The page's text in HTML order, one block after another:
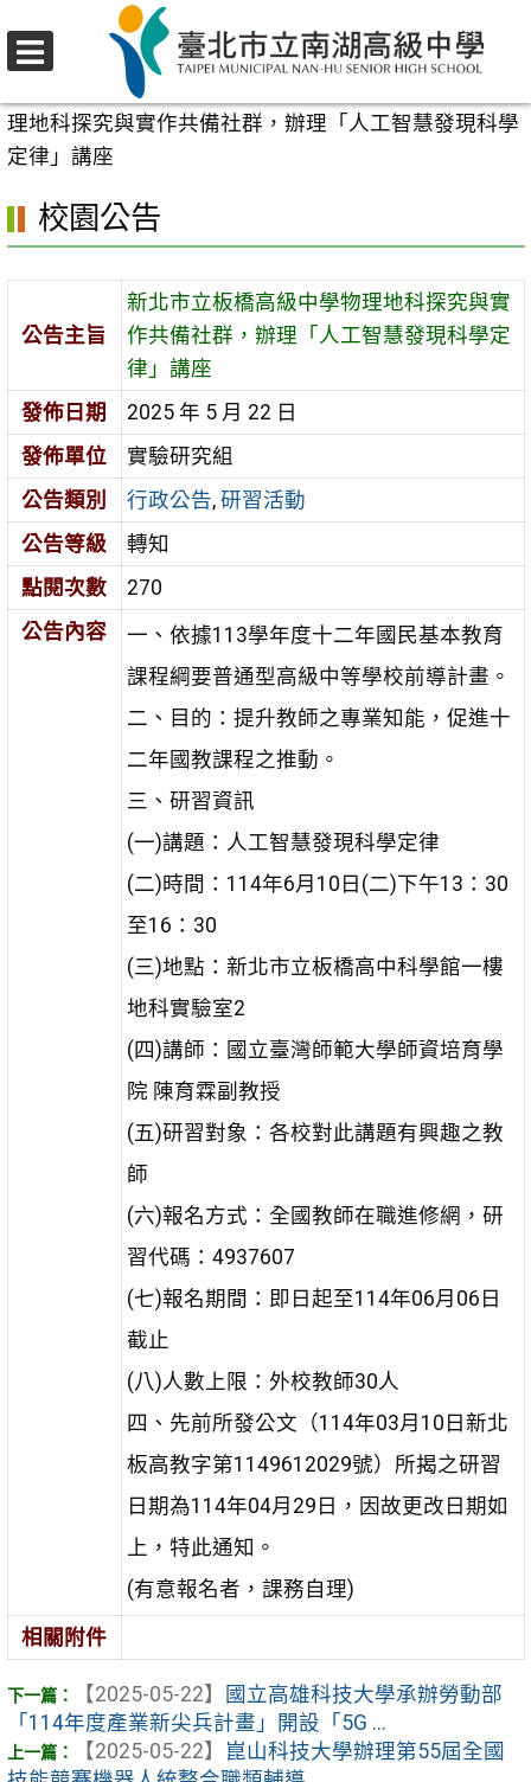
至
要
內
校園公告
理地科探究與實作共備社群，辦理「人工智慧發現科學
定律」講座
校園公告
公告主旨
新北市立板橋高級中學物理地科探究與實
作共備社群，辦理「人工智慧發現科學定
律」講座
發佈日期
2025 年 5 月 22 日
發佈單位
實驗研究組
公告類別
行政公告, 研習活動
公告等級
轉知
點閱次數
270
公告內容
一、依據113學年度十二年國民基本教育
課程綱要普通型高級中等學校前導計畫。
二、目的：提升教師之專業知能，促進十
二年國教課程之推動。
三、研習資訊
(一)講題：人工智慧發現科學定律
(二)時間：114年6月10日(二)下午13：30
至16：30
(三)地點：新北市立板橋高中科學館一樓
地科實驗室2
(四)講師：國立臺灣師範大學師資培育學
院 陳育霖副教授
(五)研習對象：各校對此講題有興趣之教
師
(六)報名方式：全國教師在職進修網，研
習代碼：4937607
(七)報名期間：即日起至114年06月06日
截止
(八)人數上限：外校教師30人
四、先前所發公文（114年03月10日新北
板高教字第1149612029號）所揭之研習
日期為114年04月29日，因故更改日期如
上，特此通知。
(有意報名者，課務自理)
相關附件
【2025-05-22】
國立高雄科技大學承辦勞動部
「114年度產業新尖兵計畫」開設「5G ...
【2025-05-22】
崑山科技大學辦理第55屆全國
選
單